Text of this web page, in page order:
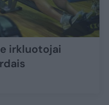
irkluotojai